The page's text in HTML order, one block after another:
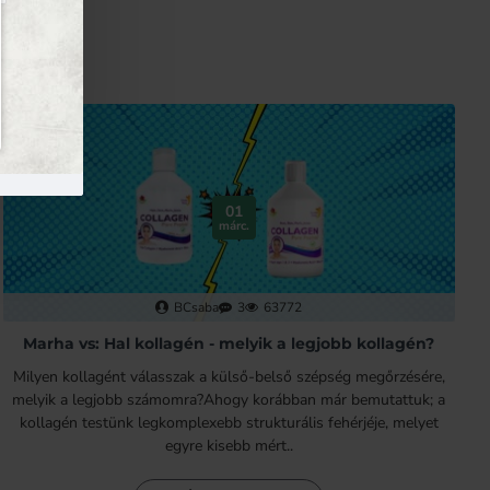
01
márc.
BCsaba 3 63772
Marha vs: Hal kollagén - melyik a legjobb kollagén?
Milyen kollagént válasszak a külső-belső szépség megőrzésére,
melyik a legjobb számomra?Ahogy korábban már bemutattuk; a
kollagén testünk legkomplexebb strukturális fehérjéje, melyet
egyre kisebb mért..